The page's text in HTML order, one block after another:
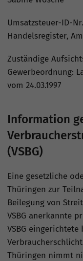
Umsatzsteuer-ID-
Handelsregister,
Zuständige
Gewerbeordnung:
vom 24.03.1997
Information
(VSBG)
Eine gesetzliche
Thüringen zur
Beilegung von
VSBG anerkannte
VSBG
Thüringen nimmt